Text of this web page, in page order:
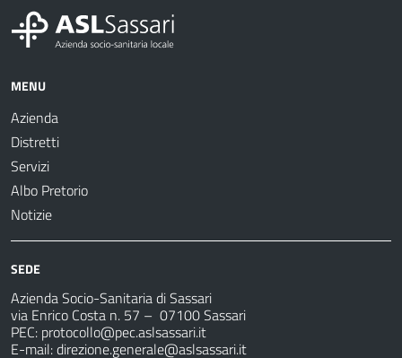
MENU
Azienda
Distretti
Servizi
Albo Pretorio
Notizie
SEDE
Azienda Socio-Sanitaria di Sassari
via Enrico Costa n. 57 – 07100 Sassari
PEC: protocollo@pec.aslsassari.it
E-mail:direzione.generale@aslsassari.it